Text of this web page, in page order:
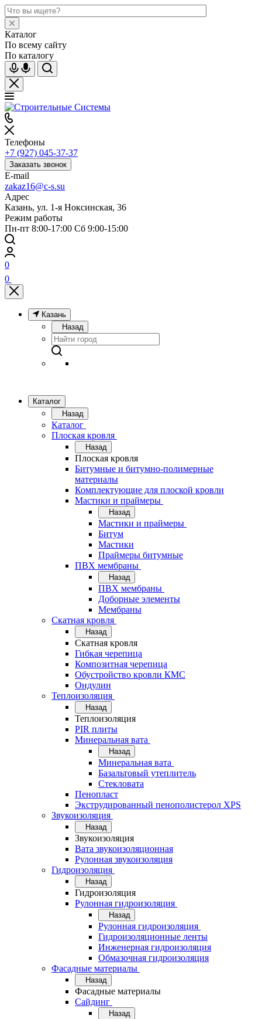
Каталог
По всему сайту
По каталогу
Телефоны
+7 (927) 045-37-37
Заказать звонок
E-mail
zakaz16@c-s.su
Адрес
Казань, ул. 1-я Ноксинская, 36
Режим работы
Пн-пт 8:00-17:00 Сб 9:00-15:00
0
0
Казань
Назад
Каталог
Назад
Каталог
Плоская кровля
Назад
Плоская кровля
Битумные и битумно-полимерные
материалы
Комплектующие для плоской кровли
Мастики и праймеры
Назад
Мастики и праймеры
Битум
Мастики
Праймеры битумные
ПВХ мембраны
Назад
ПВХ мембраны
Доборные элементы
Мембраны
Скатная кровля
Назад
Скатная кровля
Гибкая черепица
Композитная черепица
Обустройство кровли КМС
Ондулин
Теплоизоляция
Назад
Теплоизоляция
PIR плиты
Минеральная вата
Назад
Минеральная вата
Базальтовый утеплитель
Стекловата
Пенопласт
Экструдированный пенополистерол XPS
Звукоизоляция
Назад
Звукоизоляция
Вата звукоизоляционная
Рулонная звукоизоляция
Гидроизоляция
Назад
Гидроизоляция
Рулонная гидроизоляция
Назад
Рулонная гидроизоляция
Гидроизоляционные ленты
Инженерная гидроизоляция
Обмазочная гидроизоляция
Фасадные материалы
Назад
Фасадные материалы
Сайдинг
Назад